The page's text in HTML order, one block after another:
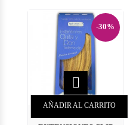
-30%

AÑADIR AL CARRITO